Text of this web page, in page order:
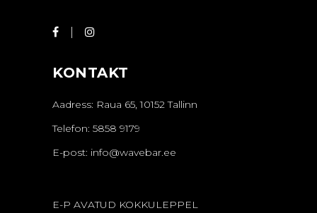
KONTAKT
Aadress: Raua 65, 10152 Tallinn
Telefon: 5858 9179
E-post: info@wavebar.ee
E-P AVATUD KOKKULEPPEL